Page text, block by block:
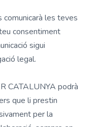
comunicarà les teves
consentiment
sigui
legal.
CATALUNYA podrà
que li prestin
per la